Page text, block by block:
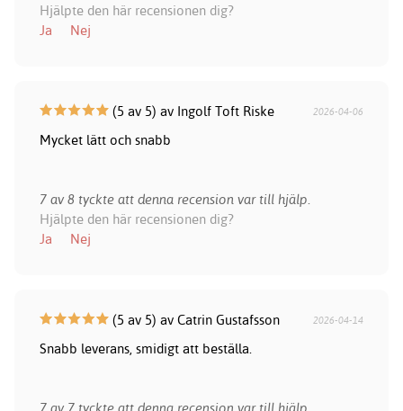
Hjälpte den här recensionen dig?
Ja
Nej
(5 av 5) av Ingolf Toft Riske 2026-04-06
Mycket lätt och snabb
7 av 8 tyckte att denna recension var till hjälp.
Hjälpte den här recensionen dig?
Ja
Nej
(5 av 5) av Catrin Gustafsson 2026-04-14
Snabb leverans, smidigt att beställa.